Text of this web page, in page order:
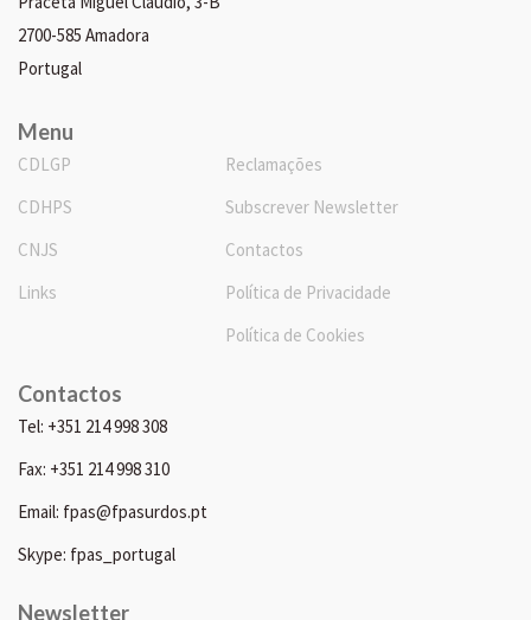
2700-585 Amadora
Portugal
Menu
CDLGP
CDHPS
CNJS
Links
Reclamações
Subscrever Newsletter
Contactos
Política de Privacidade
Política de Cookies
Contactos
Tel: +351 214 998 308
Fax: +351 214 998 310
Email: fpas@fpasurdos.pt
Skype: fpas_portugal
Newsletter